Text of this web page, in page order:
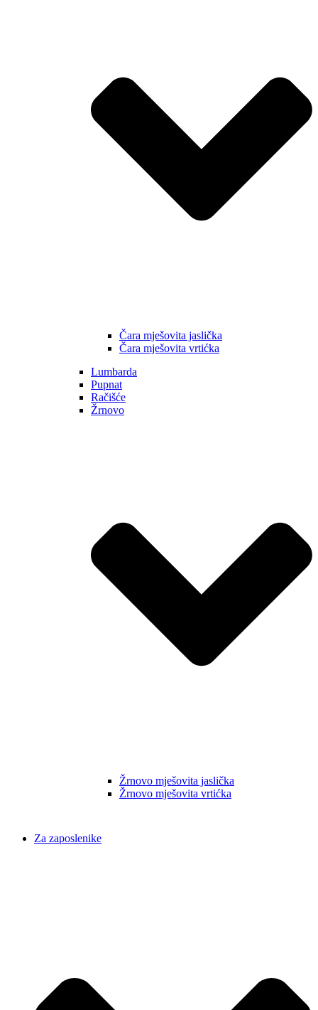
Čara mješovita jaslička
Čara mješovita vrtićka
Lumbarda
Pupnat
Račišće
Žrnovo
Žrnovo mješovita jaslička
Žrnovo mješovita vrtićka
Za zaposlenike